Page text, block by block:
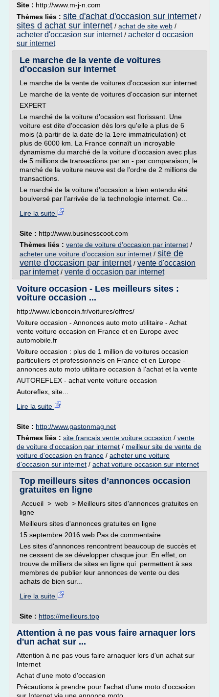
Site : http://www.m-j-n.com
Thèmes liés : site d'achat d'occasion sur internet /
sites d achat sur internet / achat de site web /
acheter d'occasion sur internet/ acheter d occasion
sur internet
Le marche de la vente de voitures
d'occasion sur internet
Le marche de la vente de voitures d'occasion sur internet
Le marche de la vente de voitures d'occasion sur internet
EXPERT
Le marché de la voiture d'ocasion est florissant. Une
voiture est dite d'occasion dès lors qu'elle a plus de 6
mois (à partir de la date de la 1ere immatriculation) et
plus de 6000 km. La France connaît un incroyable
dynamisme du marché de la voiture d'occasion avec plus
de 5 millions de transactions par an - par comparaison, le
marché de la voiture neuve est de l'ordre de 2 millions de
transactions.
Le marché de la voiture d'occasion a bien entendu été
boulversé par l'arrivée de la technologie internet. Ce...
Lire la suite
Site : http://www.businesscoot.com
Thèmes liés : vente de voiture d'occasion par internet /
acheter une voiture d'occasion sur internet / site de
vente d'occasion par internet / vente d'occasion
par internet/ vente d occasion par internet
Voiture occasion - Les meilleurs sites :
voiture occasion ...
http://www.leboncoin.fr/voitures/offres/
Voiture occasion - Annonces auto moto utilitaire - Achat
vente voiture occasion en France et en Europe avec
automobile.fr
Voiture occasion : plus de 1 million de voitures occasion
particuliers et professionnels en France et en Europe -
annonces auto moto utilitaire occasion à l'achat et la vente
AUTOREFLEX - achat vente voiture occasion
Autoreflex, site...
Lire la suite
Site : http://www.gastonmag.net
Thèmes liés : site francais vente voiture occasion / vente
de voiture d'occasion par internet / meilleur site de vente de
voiture d'occasion en france / acheter une voiture
d'occasion sur internet / achat voiture occasion sur internet
Top meilleurs sites d’annonces occasion
gratuites en ligne
Accueil > web > Meilleurs sites d'annonces gratuites en
ligne
Meilleurs sites d'annonces gratuites en ligne
15 septembre 2016 web Pas de commentaire
Les sites d'annonces rencontrent beaucoup de succès et
ne cessent de se développer chaque jour. En effet, on
trouve de milliers de sites en ligne qui permettent à ses
membres de publier leur annonces de vente ou des
achats de bien sur...
Lire la suite
Site : https://meilleurs.top
Attention à ne pas vous faire arnaquer lors
d'un achat sur ...
Attention à ne pas vous faire arnaquer lors d'un achat sur
Internet
Achat d'une moto d'occasion
Précautions à prendre pour l'achat d'une moto d'occasion